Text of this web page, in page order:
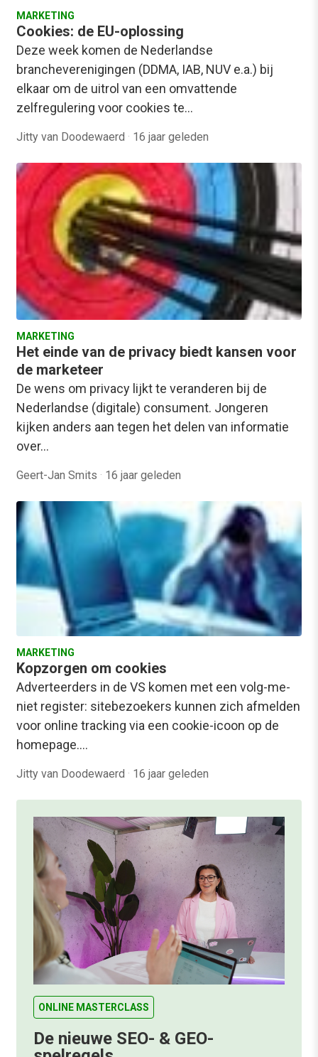
MARKETING
Cookies: de EU-oplossing
Deze week komen de Nederlandse
brancheverenigingen (DDMA, IAB, NUV e.a.) bij
elkaar om de uitrol van een omvattende
zelfregulering voor cookies te…
Jitty van Doodewaerd · 16 jaar geleden
MARKETING
Het einde van de privacy biedt kansen voor
de marketeer
De wens om privacy lijkt te veranderen bij de
Nederlandse (digitale) consument. Jongeren
kijken anders aan tegen het delen van informatie
over…
Geert-Jan Smits · 16 jaar geleden
MARKETING
Kopzorgen om cookies
Adverteerders in de VS komen met een volg-me-
niet register: sitebezoekers kunnen zich afmelden
voor online tracking via een cookie-icoon op de
homepage.…
Jitty van Doodewaerd · 16 jaar geleden
ONLINE MASTERCLASS
De nieuwe SEO- & GEO-